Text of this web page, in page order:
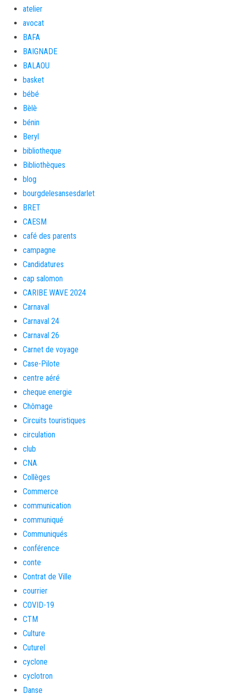
atelier
avocat
BAFA
BAIGNADE
BALAOU
basket
bébé
Bèlè
bénin
Beryl
bibliotheque
Bibliothèques
blog
bourgdelesansesdarlet
BRET
CAESM
café des parents
campagne
Candidatures
cap salomon
CARIBE WAVE 2024
Carnaval
Carnaval 24
Carnaval 26
Carnet de voyage
Case-Pilote
centre aéré
cheque energie
Chômage
Circuits touristiques
circulation
club
CNA
Collèges
Commerce
communication
communiqué
Communiqués
conférence
conte
Contrat de Ville
courrier
COVID-19
CTM
Culture
Cuturel
cyclone
cyclotron
Danse